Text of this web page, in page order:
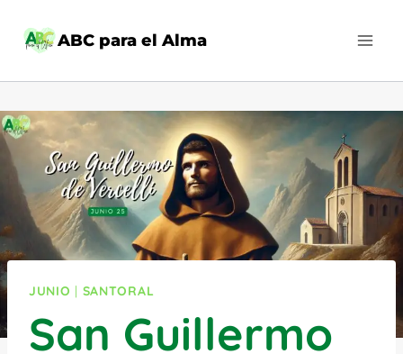
ABC para el Alma
JUNIO | SANTORAL
San Guillermo